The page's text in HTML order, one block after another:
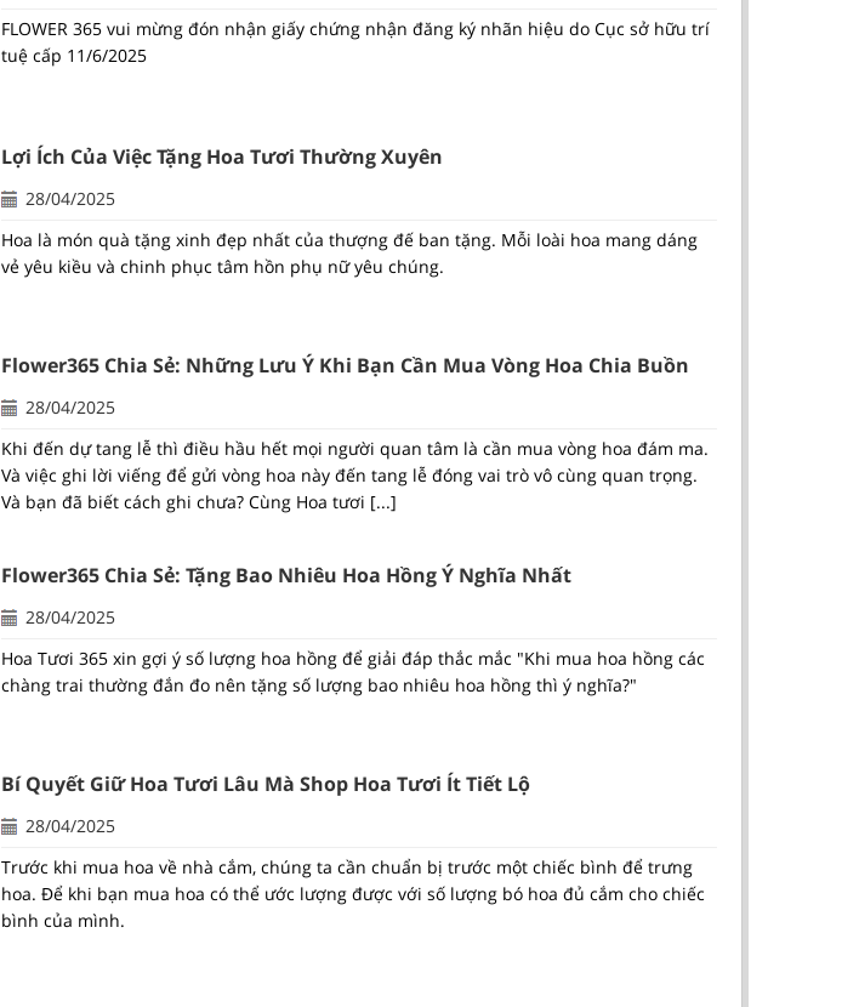
FLOWER 365 vui mừng đón nhận giấy chứng nhận đăng ký nhãn hiệu do Cục sở hữu trí
tuệ cấp 11/6/2025
Lợi Ích Của Việc Tặng Hoa Tươi Thường Xuyên
28/04/2025
Hoa là món quà tặng xinh đẹp nhất của thượng đế ban tặng. Mỗi loài hoa mang dáng
vẻ yêu kiều và chinh phục tâm hồn phụ nữ yêu chúng.
Flower365 Chia Sẻ: Những Lưu Ý Khi Bạn Cần Mua Vòng Hoa Chia Buồn
28/04/2025
Khi đến dự tang lễ thì điều hầu hết mọi người quan tâm là cần mua vòng hoa đám ma.
Và việc ghi lời viếng để gửi vòng hoa này đến tang lễ đóng vai trò vô cùng quan trọng.
Và bạn đã biết cách ghi chưa? Cùng Hoa tươi [...]
Flower365 Chia Sẻ: Tặng Bao Nhiêu Hoa Hồng Ý Nghĩa Nhất
28/04/2025
Hoa Tươi 365 xin gợi ý số lượng hoa hồng để giải đáp thắc mắc "Khi mua hoa hồng các
chàng trai thường đắn đo nên tặng số lượng bao nhiêu hoa hồng thì ý nghĩa?"
Bí Quyết Giữ Hoa Tươi Lâu Mà Shop Hoa Tươi Ít Tiết Lộ
28/04/2025
Trước khi mua hoa về nhà cắm, chúng ta cần chuẩn bị trước một chiếc bình để trưng
hoa. Để khi bạn mua hoa có thể ước lượng được với số lượng bó hoa đủ cắm cho chiếc
bình của mình.